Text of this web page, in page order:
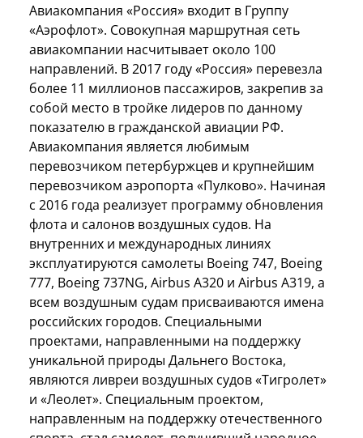
Авиакомпания «Россия» входит в Группу
«Аэрофлот». Совокупная маршрутная сеть
авиакомпании насчитывает около 100
направлений. В 2017 году «Россия» перевезла
более 11 миллионов пассажиров, закрепив за
собой место в тройке лидеров по данному
показателю в гражданской авиации РФ.
Авиакомпания является любимым
перевозчиком петербуржцев и крупнейшим
перевозчиком аэропорта «Пулково». Начиная
с 2016 года реализует программу обновления
флота и салонов воздушных судов. На
внутренних и международных линиях
эксплуатируются самолеты Boeing 747, Boeing
777, Boeing 737NG, Airbus A320 и Airbus А319, а
всем воздушным судам присваиваются имена
российских городов. Специальными
проектами, направленными на поддержку
уникальной природы Дальнего Востока,
являются ливреи воздушных судов «Тигролет»
и «Леолет». Специальным проектом,
направленным на поддержку отечественного